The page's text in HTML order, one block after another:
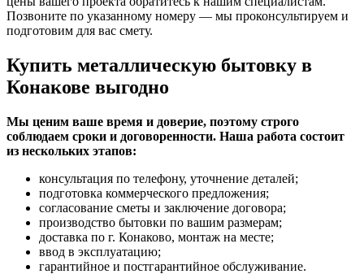
Позвоните по указанному номеру — мы проконсультируем и
подготовим для вас смету.
Купить металлическую бытовку в
Конакове выгодно
Мы ценим ваше время и доверие, поэтому строго
соблюдаем сроки и договоренности. Наша работа состоит
из нескольких этапов:
консультация по телефону, уточнение деталей;
подготовка коммерческого предложения;
согласование сметы и заключение договора;
производство бытовки по вашим размерам;
доставка по г. Конаково, монтаж на месте;
ввод в эксплуатацию;
гарантийное и постгарантийное обслуживание.